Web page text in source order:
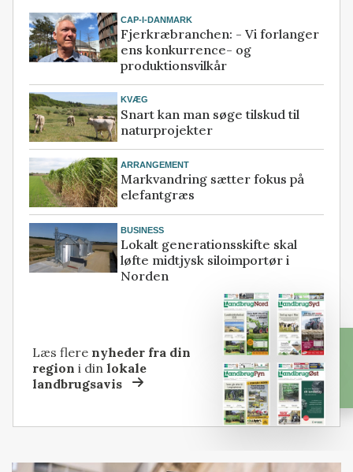
CAP-I-DANMARK
Fjerkræbranchen: - Vi forlanger
ens konkurrence- og
produktionsvilkår
KVÆG
Snart kan man søge tilskud til
naturprojekter
ARRANGEMENT
Markvandring sætter fokus på
elefantgræs
BUSINESS
Lokalt generationsskifte skal
løfte midtjysk siloimportør i
Norden
Læs flere nyheder fra din
region i dinlokale
landbrugsavis